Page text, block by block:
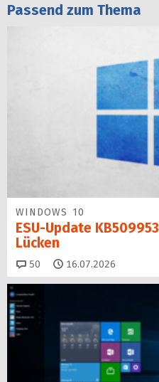
Passend zum Thema
WINDOWS 10
ESU-Update
Lücken
50 Kommentare
16.07.2026